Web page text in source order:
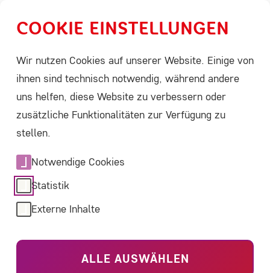
Leichte Sprache Suche
Home ACHSE bietet Aktuelles Detail
2025·28.11.2025
Heute in 3 Monaten ist
Rare Disease Day
Heute schon an den 28.02.2026 denken.
Informieren. Vorbereiten und mitmachen.
COOKIE EINSTELLUNGEN
Wir nutzen Cookies auf unserer Website. Einige von
ihnen sind technisch notwendig, während andere
uns helfen, diese Website zu verbessern oder
zusätzliche Funktionalitäten zur Verfügung zu
stellen.
Notwendige Cookies
Statistik
Externe Inhalte
ALLE AUSWÄHLEN